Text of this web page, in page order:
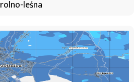
rolno-leśna